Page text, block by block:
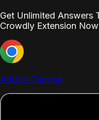
Get Unlimited Answers
Crowdly Extension
Add to Chrome